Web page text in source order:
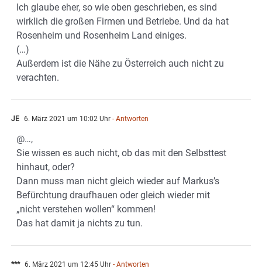
Ich glaube eher, so wie oben geschrieben, es sind
wirklich die großen Firmen und Betriebe. Und da hat
Rosenheim und Rosenheim Land einiges.
(…)
Außerdem ist die Nähe zu Österreich auch nicht zu
verachten.
JE 6. März 2021 um 10:02 Uhr - Antworten
@…,
Sie wissen es auch nicht, ob das mit den Selbsttest
hinhaut, oder?
Dann muss man nicht gleich wieder auf Markus’s
Befürchtung draufhauen oder gleich wieder mit
„nicht verstehen wollen“ kommen!
Das hat damit ja nichts zu tun.
*** 6. März 2021 um 12:45 Uhr - Antworten